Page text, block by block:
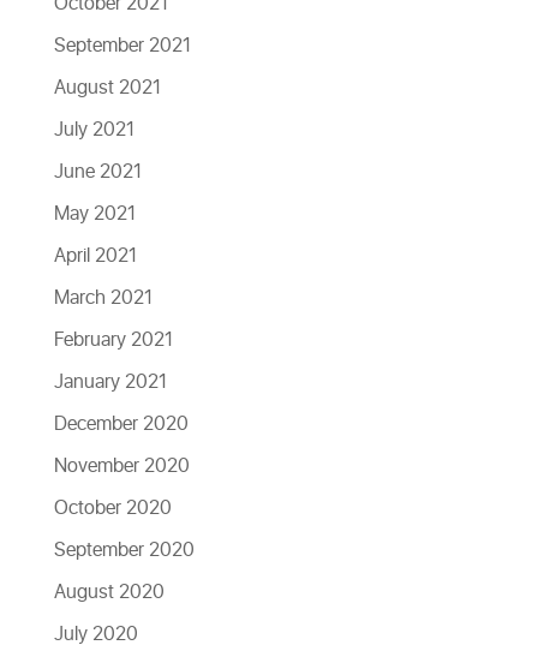
September 2021
August 2021
July 2021
June 2021
May 2021
April 2021
March 2021
February 2021
January 2021
December 2020
November 2020
October 2020
September 2020
August 2020
July 2020